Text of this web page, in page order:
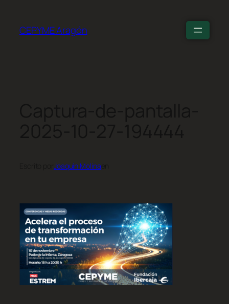
CEPYME Aragón
Joaquín Molina